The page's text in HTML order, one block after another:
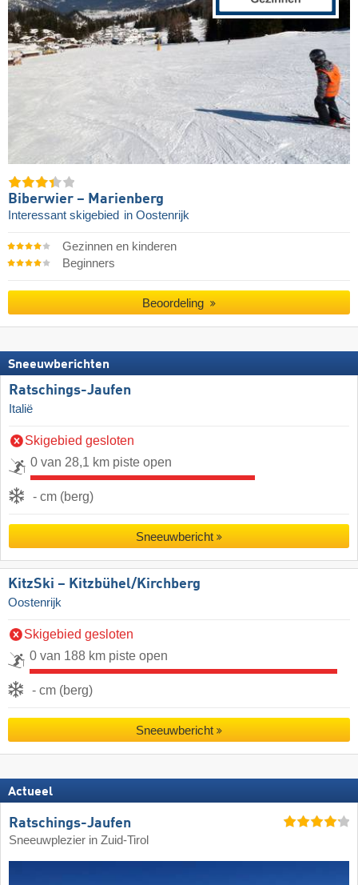
Biberwier – Marienberg
Interessant skigebied in Oostenrijk
Gezinnen en kinderen
Beginners
Beoordeling
Sneeuwberichten
Ratschings-Jaufen
Italië
Skigebied gesloten
0 van 28,1 km piste open
- cm (berg)
Sneeuwbericht
KitzSki – Kitzbühel/​Kirchberg
Oostenrijk
Skigebied gesloten
0 van 188 km piste open
- cm (berg)
Sneeuwbericht
Actueel
Ratschings-Jaufen
Sneeuwplezier in Zuid-Tirol